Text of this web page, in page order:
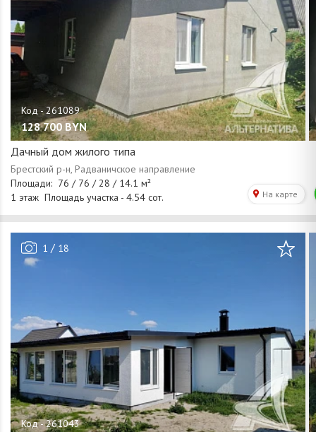
128 700 BYN
Дачный дом жилого типа
1 / 18